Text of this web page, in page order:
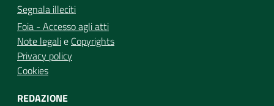
Segnala illeciti
Foia - Accesso agli atti
Note legalie Copyrights
Privacy policy
Cookies
REDAZIONE